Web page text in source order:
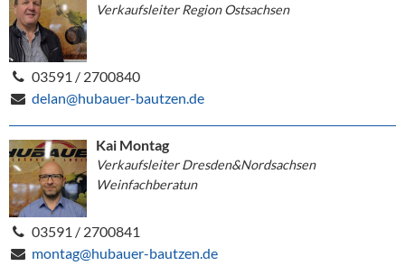
Verkaufsleiter Region Ostsachsen
03591 / 2700840
delan@hubauer-bautzen.de
Kai Montag
Verkaufsleiter Dresden&Nordsachsen
Weinfachberatun
03591 / 2700841
montag@hubauer-bautzen.de